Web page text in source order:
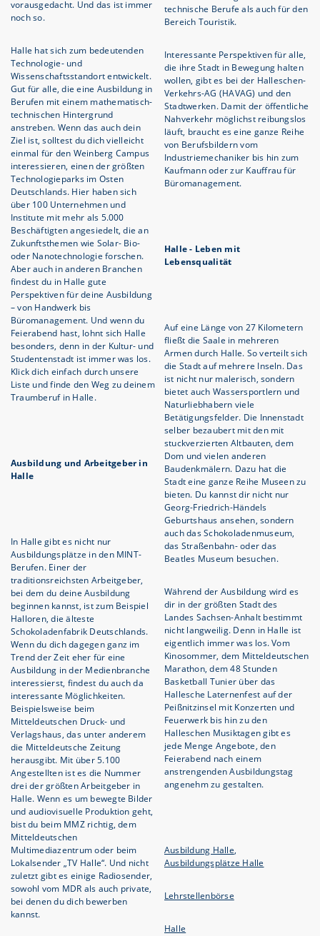
vorausgedacht. Und das ist immer
noch so.
Halle hat sich zum bedeutenden
Technologie- und
Wissenschaftsstandort entwickelt.
Gut für alle, die eine Ausbildung in
Berufen mit einem mathematisch-
technischen Hintergrund
anstreben. Wenn das auch dein
Ziel ist, solltest du dich vielleicht
einmal für den Weinberg Campus
interessieren, einen der größten
Technologieparks im Osten
Deutschlands. Hier haben sich
über 100 Unternehmen und
Institute mit mehr als 5.000
Beschäftigten angesiedelt, die an
Zukunftsthemen wie Solar- Bio-
oder Nanotechnologie forschen.
Aber auch in anderen Branchen
findest du in Halle gute
Perspektiven für deine Ausbildung
– von Handwerk bis
Büromanagement. Und wenn du
Feierabend hast, lohnt sich Halle
besonders, denn in der Kultur- und
Studentenstadt ist immer was los.
Klick dich einfach durch unsere
Liste und finde den Weg zu deinem
Traumberuf in Halle.
Ausbildung und Arbeitgeber in
Halle
In Halle gibt es nicht nur
Ausbildungsplätze in den MINT-
Berufen. Einer der
traditionsreichsten Arbeitgeber,
bei dem du deine Ausbildung
beginnen kannst, ist zum Beispiel
Halloren, die älteste
Schokoladenfabrik Deutschlands.
Wenn du dich dagegen ganz im
Trend der Zeit eher für eine
Ausbildung in der Medienbranche
interessierst, findest du auch da
interessante Möglichkeiten.
Beispielsweise beim
Mitteldeutschen Druck- und
Verlagshaus, das unter anderem
die Mitteldeutsche Zeitung
herausgibt. Mit über 5.100
Angestellten ist es die Nummer
drei der größten Arbeitgeber in
Halle. Wenn es um bewegte Bilder
und audiovisuelle Produktion geht,
bist du beim MMZ richtig, dem
Mitteldeutschen
Multimediazentrum oder beim
Lokalsender „TV Halle“. Und nicht
zuletzt gibt es einige Radiosender,
sowohl vom MDR als auch private,
bei denen du dich bewerben
kannst.
technische Berufe als auch für den
Bereich Touristik.
Interessante Perspektiven für alle,
die ihre Stadt in Bewegung halten
wollen, gibt es bei der Halleschen-
Verkehrs-AG (HAVAG) und den
Stadtwerken. Damit der öffentliche
Nahverkehr möglichst reibungslos
läuft, braucht es eine ganze Reihe
von Berufsbildern vom
Industriemechaniker bis hin zum
Kaufmann oder zur Kauffrau für
Büromanagement.
Halle - Leben mit
Lebensqualität
Auf eine Länge von 27 Kilometern
fließt die Saale in mehreren
Armen durch Halle. So verteilt sich
die Stadt auf mehrere Inseln. Das
ist nicht nur malerisch, sondern
bietet auch Wassersportlern und
Naturliebhabern viele
Betätigungsfelder. Die Innenstadt
selber bezaubert mit den mit
stuckverzierten Altbauten, dem
Dom und vielen anderen
Baudenkmälern. Dazu hat die
Stadt eine ganze Reihe Museen zu
bieten. Du kannst dir nicht nur
Georg-Friedrich-Händels
Geburtshaus ansehen, sondern
auch das Schokoladenmuseum,
das Straßenbahn- oder das
Beatles Museum besuchen.
Während der Ausbildung wird es
dir in der größten Stadt des
Landes Sachsen-Anhalt bestimmt
nicht langweilig. Denn in Halle ist
eigentlich immer was los. Vom
Kinosommer, dem Mitteldeutschen
Marathon, dem 48 Stunden
Basketball Tunier über das
Hallesche Laternenfest auf der
Peißnitzinsel mit Konzerten und
Feuerwerk bis hin zu den
Halleschen Musiktagen gibt es
jede Menge Angebote, den
Feierabend nach einem
anstrengenden Ausbildungstag
angenehm zu gestalten.
Ausbildung Halle,
Ausbildungsplätze Halle
Lehrstellenbörse
Halle